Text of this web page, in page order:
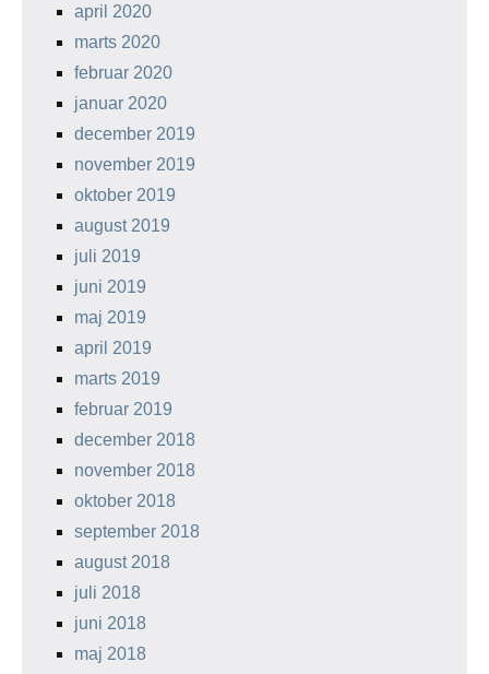
april 2020
marts 2020
februar 2020
januar 2020
december 2019
november 2019
oktober 2019
august 2019
juli 2019
juni 2019
maj 2019
april 2019
marts 2019
februar 2019
december 2018
november 2018
oktober 2018
september 2018
august 2018
juli 2018
juni 2018
maj 2018